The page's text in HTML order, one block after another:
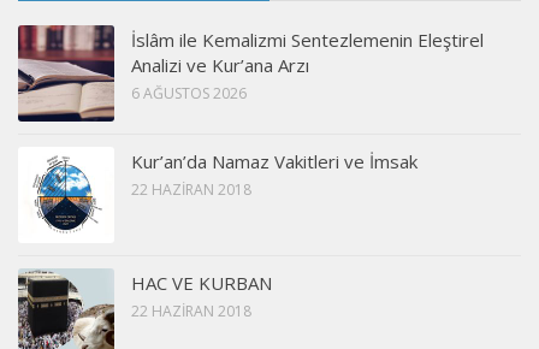
İslâm ile Kemalizmi Sentezlemenin Eleştirel
Analizi ve Kur’ana Arzı
6 AĞUSTOS 2026
Kur’an’da Namaz Vakitleri ve İmsak
22 HAZIRAN 2018
HAC VE KURBAN
22 HAZIRAN 2018